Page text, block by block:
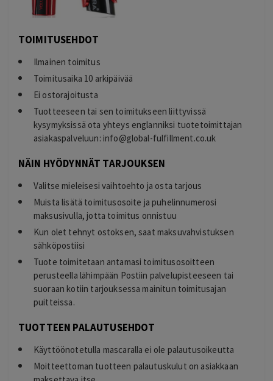
TOIMITUSEHDOT
Ilmainen toimitus
Toimitusaika 10 arkipäivää
Ei ostorajoitusta
Tuotteeseen tai sen toimitukseen liittyvissä
kysymyksissä ota yhteys englanniksi tuotetoimittajan
asiakaspalveluun: info@global-fulfillment.co.uk
NÄIN HYÖDYNNÄT TARJOUKSEN
Valitse mieleisesi vaihtoehto ja osta tarjous
Muista lisätä toimitusosoite ja puhelinnumerosi
maksusivulla, jotta toimitus onnistuu
Kun olet tehnyt ostoksen, saat maksuvahvistuksen
sähköpostiisi
Tuote toimitetaan antamasi toimitusosoitteen
perusteella lähimpään Postiin palvelupisteeseen tai
suoraan kotiin tarjouksessa mainitun toimitusajan
puitteissa.
TUOTTEEN PALAUTUSEHDOT
Käyttöönotetulla mascaralla ei ole palautusoikeutta
Moitteettoman tuotteen palautuskulut on asiakkaan